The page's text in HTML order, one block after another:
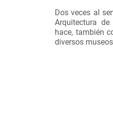
Dos veces al
Arquitectura
hace, también
diversos